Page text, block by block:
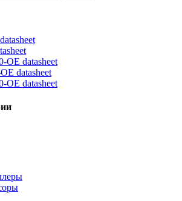
OE datasheet
datasheet
OE datasheet